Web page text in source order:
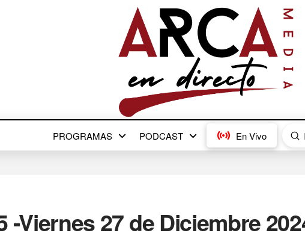
PROGRAMAS PODCAST En Vivo
-Viernes 27 de Diciembre